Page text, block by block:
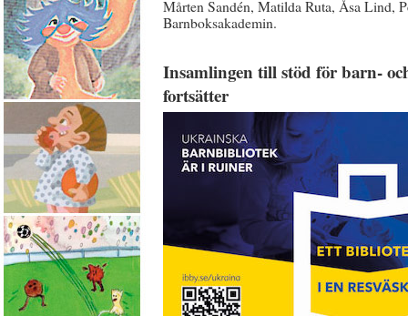
Mårten Sandén, Matilda Ruta, Åsa Lind,
Barnboksakademin.
Insamlingen till stöd för barn-
fortsätter